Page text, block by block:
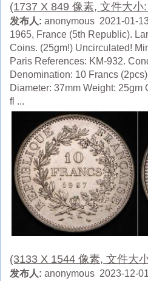
(1737 X 849 像素, 文件大小
发布人: anonymous 2021-01-
1965, France (5th Republic).
Coins. (25gm!) Uncirculated!
Paris References: KM-932.
Denomination: 10 Francs
Diameter: 37mm Weight: 25gm
fl ...
(3133 X 1544 像素, 文件大
发布人: anonymous 2023-12-01